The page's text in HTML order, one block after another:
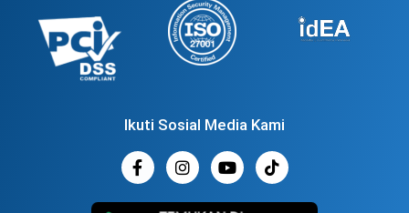
Ikuti Sosial Media Kami